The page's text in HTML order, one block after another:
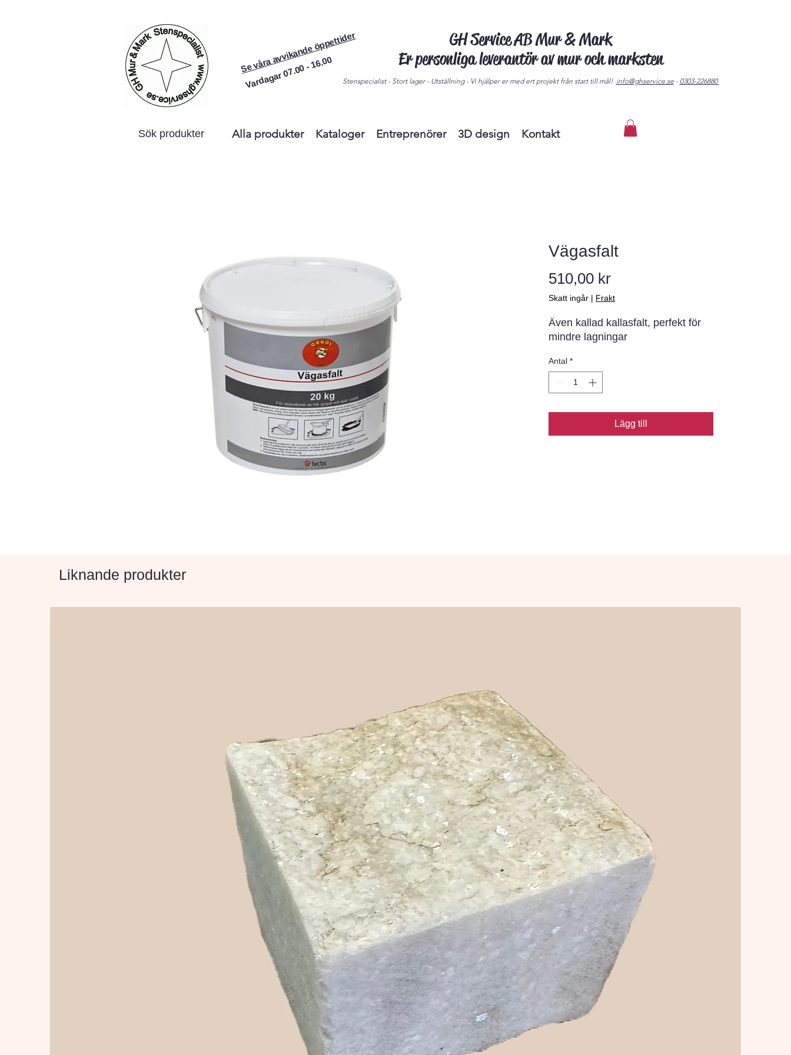
Se våra avvikande öppettider
Vardagar 07.00 - 16.00
GH Service AB Mur & Mark
Er personliga leverantör av mur och marksten
Stenspecialist - Stort lager - Utställning - Vi hjälper er med ert projekt från start till mål! info@ghservice.se- 0303-226880
Alla produkter Kataloger Entreprenörer 3D design Kontakt
Sök produkter
Vägasfalt
510,00 krPris
Skatt ingår | Frakt
Även kallad kallasfalt, perfekt för
mindre lagningar
Antal *
Lägg till
Liknande produkter